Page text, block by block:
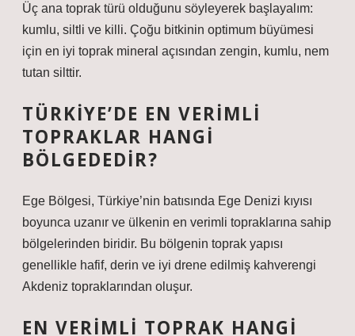
Üç ana toprak türü olduğunu söyleyerek başlayalım:
kumlu, siltli ve killi. Çoğu bitkinin optimum büyümesi
için en iyi toprak mineral açısından zengin, kumlu, nem
tutan silttir.
TÜRKIYE’DE EN VERIMLI
TOPRAKLAR HANGI
BÖLGEDEDIR?
Ege Bölgesi, Türkiye’nin batısında Ege Denizi kıyısı
boyunca uzanır ve ülkenin en verimli topraklarına sahip
bölgelerinden biridir. Bu bölgenin toprak yapısı
genellikle hafif, derin ve iyi drene edilmiş kahverengi
Akdeniz topraklarından oluşur.
EN VERIMLI TOPRAK HANGI